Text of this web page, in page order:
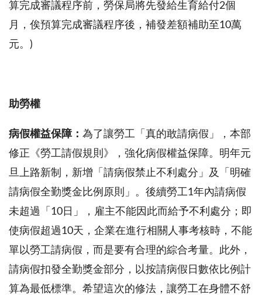
算完成審議程序前，勞保局將先發給生育給付2個
月，俟預算完成審議程序後，補發差額補助至10萬
元。)
助勞權
病假權益保障： 為了讓勞工「真的敢請病假」，本部
修正《勞工請假規則》，強化病假權益保障。明年元
旦上路新制，新增「請病假禁止不利處分」及「明確
請病假全勤獎金比例原則」。後續勞工1年內請病假
未超過「10日」，雇主不能因此而給予不利處分；即
使病假超過10天，企業在進行相關人事考核時，不能
單以勞工請病假，而是要有合理的綜合考量。此外，
請病假扣發全勤獎金部分，以按請病假日數依比例計
算為最低標準。希望這次的修法，讓勞工在身體不舒